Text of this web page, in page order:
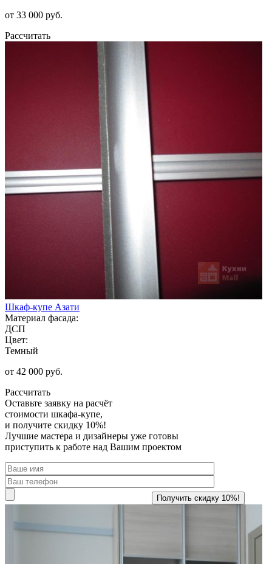
от 33 000 руб.
Рассчитать
Шкаф-купе Азати
Материал фасада:
ДСП
Цвет:
Темный
от 42 000 руб.
Рассчитать
Оставьте заявку на расчёт
стоимости шкафа-купе,
и получите скидку 10%!
Лучшие мастера и дизайнеры уже готовы
приступить к работе над Вашим проектом